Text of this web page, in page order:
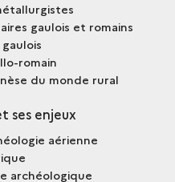
gaulois et romains
romain
du monde rural
ses enjeux
aérienne
archéologique